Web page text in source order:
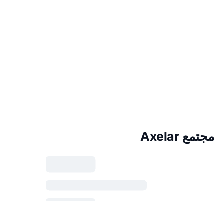
مجتمع Axelar